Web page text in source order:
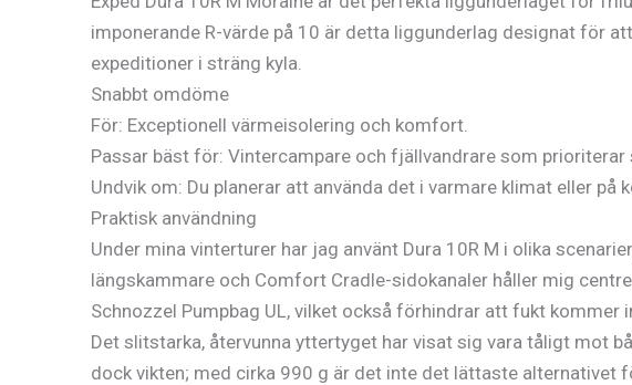
imponerande R-värde på 10 är detta liggunderlag designat för
expeditioner i sträng kyla.
Snabbt omdöme
För: Exceptionell värmeisolering och komfort.
Passar bäst för: Vintercampare och fjällvandrare som prioriterar
Undvik om: Du planerar att använda det i varmare klimat eller på
Praktisk användning
Under mina vinterturer har jag använt Dura 10R M i olika
längskammare och Comfort Cradle-sidokanaler håller mig
Schnozzel Pumpbag UL, vilket också förhindrar att fukt kommer
Det slitstarka, återvunna yttertyget har visat sig vara tåligt mot
dock vikten; med cirka 990 g är det inte det lättaste alternativet